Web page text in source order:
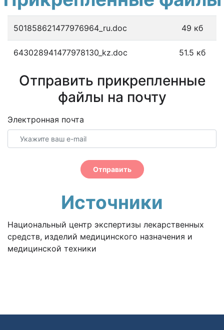
501858621477976964_ru.doc 49 кб
643028941477978130_kz.doc 51.5 кб
Отправить прикрепленные
файлы на почту
Электронная почта
Отправить
Источники
Национальный центр экспертизы лекарственных
средств, изделий медицинского назначения и
медицинской техники